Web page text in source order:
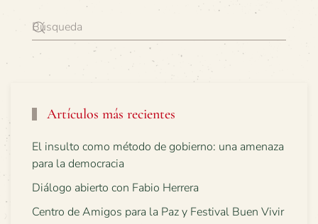
Artículos más recientes
El insulto como método de gobierno: una amenaza
para la democracia
Diálogo abierto con Fabio Herrera
Centro de Amigos para la Paz y Festival Buen Vivir